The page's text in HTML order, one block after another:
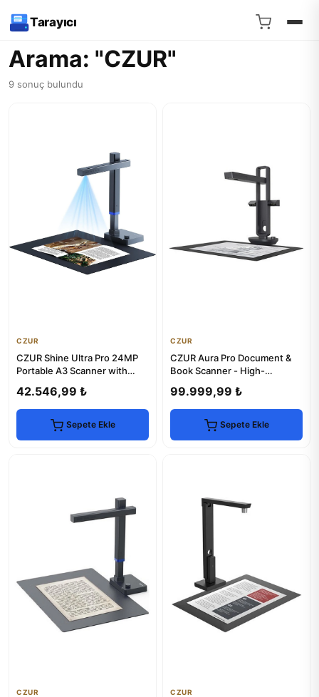
Tarayıcı
Arama: "CZUR"
9 sonuç bulundu
CZUR
CZUR Shine Ultra Pro 24MP
Portable A3 Scanner with
42.546,99 ₺
Sepete Ekle
CZUR
CZUR Aura Pro Document &
Book Scanner - High-
99.999,99 ₺
Sepete Ekle
CZUR CZUR